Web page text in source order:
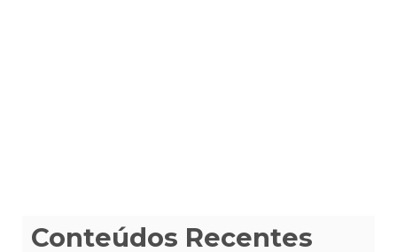
Conteúdos Recentes